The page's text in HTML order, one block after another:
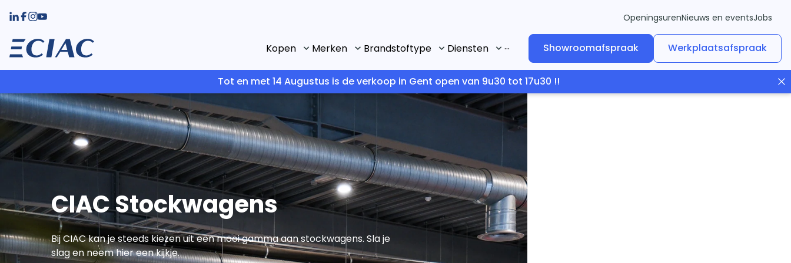
OpeningsurenNieuws en eventsJobs
Kopen Merken Brandstoftype Diensten ... Showroomafspraak Werkplaatsafspraak
Tot en met 14 Augustus is de verkoop in Gent open van 9u30 tot 17u30 !!
CIAC Stockwagens
Bij CIAC kan je steeds kiezen uit een mooi gamma aan stockwagens. Sla je
slag en neem hier een kijkje.